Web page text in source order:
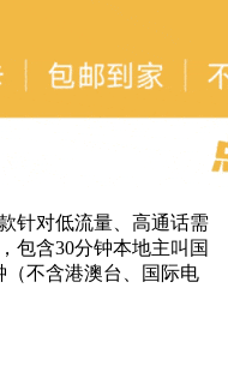
针对低流量、高通话需
包含30分钟本地主叫国
（不含港澳台、国际电